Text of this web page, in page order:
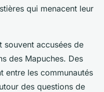
qui menacent leur
souvent accusées de
des Mapuches. Des
entre les communautés
des questions de